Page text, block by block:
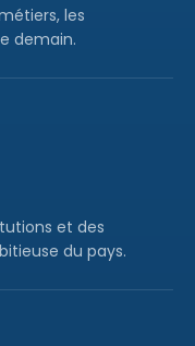
les
demain.
et des
du pays.